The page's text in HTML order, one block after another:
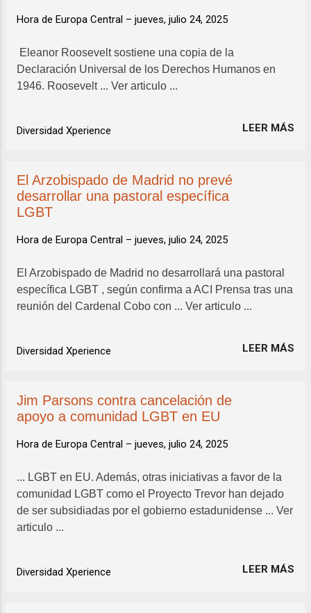
Hora de Europa Central – jueves, julio 24, 2025
Eleanor Roosevelt sostiene una copia de la
Declaración Universal de los Derechos Humanos en
1946. Roosevelt ... Ver articulo ...
Diversidad Xperience LEER MÁS
El Arzobispado de Madrid no prevé
desarrollar una pastoral específica
LGBT
Hora de Europa Central – jueves, julio 24, 2025
El Arzobispado de Madrid no desarrollará una pastoral
específica LGBT , según confirma a ACI Prensa tras una
reunión del Cardenal Cobo con ... Ver articulo ...
Diversidad Xperience LEER MÁS
Jim Parsons contra cancelación de
apoyo a comunidad LGBT en EU
Hora de Europa Central – jueves, julio 24, 2025
... LGBT en EU. Además, otras iniciativas a favor de la
comunidad LGBT como el Proyecto Trevor han dejado
de ser subsidiadas por el gobierno estadunidense ... Ver
articulo ...
Diversidad Xperience LEER MÁS